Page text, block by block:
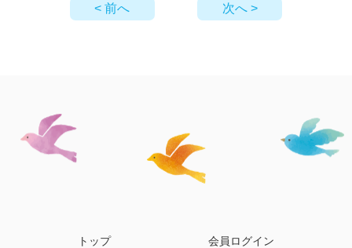
< 前へ 次へ >
トップ 会員ログイン